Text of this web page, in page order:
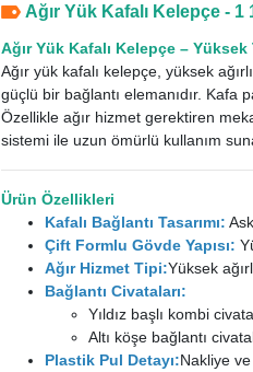
Ağır Yük Kafalı Kelepçe - 1
Ağır Yük Kafalı Kelepçe – Yüksek
Ağır yük kafalı kelepçe, yüksek
güçlü bir bağlantı elemanıdır. Kafa
Özellikle ağır hizmet gerektiren
sistemi ile uzun ömürlü kullanım
Ürün Özellikleri
Kafalı Bağlantı Tasarımı:
Çift Formlu Gövde Yapısı:
Ağır Hizmet Tipi:Yüksek
Bağlantı Civataları:
Yıldız başlı kombi civata
Altı köşe bağlantı
Plastik Pul Detayı:Nakliye